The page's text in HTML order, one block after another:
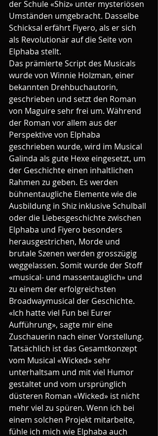
der Schule «Shiz» unter mysteriösen
Umständen umgebracht. Dasselbe
Schicksal erfährt Fiyero, als er sich
als Revolutionär auf die Seite von
Elphaba stellt.
Das prämierte Script des Musicals
wurde von Winnie Holzman, einer
bekannten Drehbuchautorin,
geschrieben und setzt den Roman
von Maguire sehr frei um. Während
der Roman vor allem aus der
Perspektive von Elphaba
geschrieben wurde, wird im Musical
Galinda als gute Hexe eingesetzt, um
der Geschichte einen inhaltlichen
Rahmen zu geben. Es werden
bühnentaugliche Elemente wie die
Ausbildung in Shiz inklusive Schulball
oder die Liebesgeschichte zwischen
Elphaba und Fiyero besonders
herausgestrichen, Morde und
brutale Szenen werden grosszügig
weggelassen. Somit wurde der Stoff
«musical- und massentauglich» und
zu einem der erfolgreichsten
Broadwaymusical der Geschichte.
«Ich hatte viel Fun bei Eurer
Aufführung», sagte mir eine
Zuschauerin nach einer Vorstellung.
Tatsächlich ist das Gesamtkonzept
vom Musical «Wicked» sehr
unterhaltsam und mit viel Humor
gestaltet und vom ursprünglich
düsteren Roman «Wicked» ist nicht
mehr viel zu spüren. Wenn ich bei
einem solchen Projekt mitarbeite,
fühle ich mich wie Elphaba auch